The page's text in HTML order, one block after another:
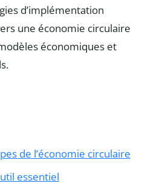
d’implémentation
une économie circulaire
économiques et
de l’économie circulaire
essentiel